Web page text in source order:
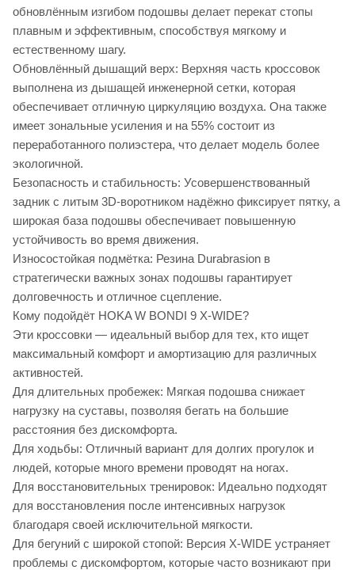
обновлённым изгибом подошвы делает перекат стопы
плавным и эффективным, способствуя мягкому и
естественному шагу.
Обновлённый дышащий верх: Верхняя часть кроссовок
выполнена из дышащей инженерной сетки, которая
обеспечивает отличную циркуляцию воздуха. Она также
имеет зональные усиления и на 55% состоит из
переработанного полиэстера, что делает модель более
экологичной.
Безопасность и стабильность: Усовершенствованный
задник с литым 3D-воротником надёжно фиксирует пятку, а
широкая база подошвы обеспечивает повышенную
устойчивость во время движения.
Износостойкая подмётка: Резина Durabrasion в
стратегически важных зонах подошвы гарантирует
долговечность и отличное сцепление.
Кому подойдёт HOKA W BONDI 9 X-WIDE?
Эти кроссовки — идеальный выбор для тех, кто ищет
максимальный комфорт и амортизацию для различных
активностей.
Для длительных пробежек: Мягкая подошва снижает
нагрузку на суставы, позволяя бегать на большие
расстояния без дискомфорта.
Для ходьбы: Отличный вариант для долгих прогулок и
людей, которые много времени проводят на ногах.
Для восстановительных тренировок: Идеально подходят
для восстановления после интенсивных нагрузок
благодаря своей исключительной мягкости.
Для бегуний с широкой стопой: Версия X-WIDE устраняет
проблемы с дискомфортом, которые часто возникают при